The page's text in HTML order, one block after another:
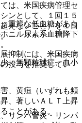
重篤な低血糖があら
ニル尿素系血糖降下
、無顆粒球症、血小
、黄疸（いずれも頻
、著しいＡＬＴ上昇
ことがある。
は、米国疾病管理セ
ンとして、１回１５
えないこと）を１日
抑制には、米国疾病
投与を推奨してい
リンパ管炎・リンパ